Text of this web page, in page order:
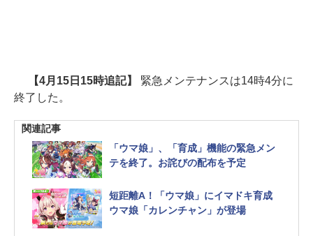
【4月15日15時追記】 緊急メンテナンスは14時4分に
終了した。
関連記事
「ウマ娘」、「育成」機能の緊急メン
テを終了。お詫びの配布を予定
短距離A！「ウマ娘」にイマドキ育成
ウマ娘「カレンチャン」が登場